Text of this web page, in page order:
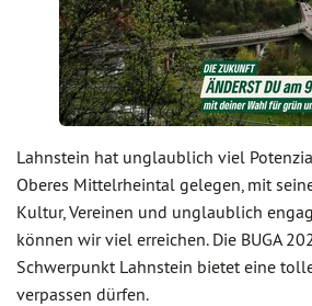
Lahnstein hat unglaublich viel
Oberes Mittelrheintal gelegen, mit
Kultur, Vereinen und unglaublich
können wir viel erreichen. Die BUGA
Schwerpunkt Lahnstein bietet eine
verpassen dürfen.